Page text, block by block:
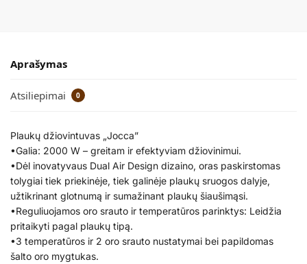
Aprašymas
Atsiliepimai 0
Plaukų džiovintuvas „Jocca”
•Galia: 2000 W – greitam ir efektyviam džiovinimui.
•Dėl inovatyvaus Dual Air Design dizaino, oras paskirstomas
tolygiai tiek priekinėje, tiek galinėje plaukų sruogos dalyje,
užtikrinant glotnumą ir sumažinant plaukų šiaušimąsi.
•Reguliuojamos oro srauto ir temperatūros parinktys: Leidžia
pritaikyti pagal plaukų tipą.
•3 temperatūros ir 2 oro srauto nustatymai bei papildomas
šalto oro mygtukas.